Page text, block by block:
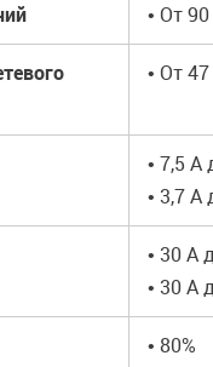
• От
• От
• 7,5 А
• 3,7 А
• 30 А
• 30 А
• 80%